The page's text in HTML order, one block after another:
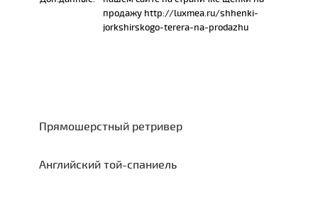
продажу http://luxmea.ru/shhenki-
jorkshirskogo-terera-na-prodazhu
Прямошерстный ретривер
Английский той-спаниель